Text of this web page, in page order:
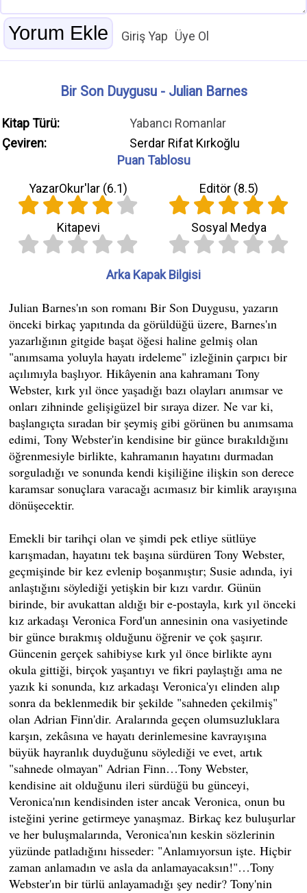
Giriş Yap Üye Ol
Bir Son Duygusu - Julian Barnes
Kitap Türü:
Yabancı Romanlar
Çeviren:
Serdar Rifat Kırkoğlu
Puan Tablosu
YazarOkur'lar (6.1) Editör (8.5)
Kitapevi Sosyal Medya
Arka Kapak Bilgisi